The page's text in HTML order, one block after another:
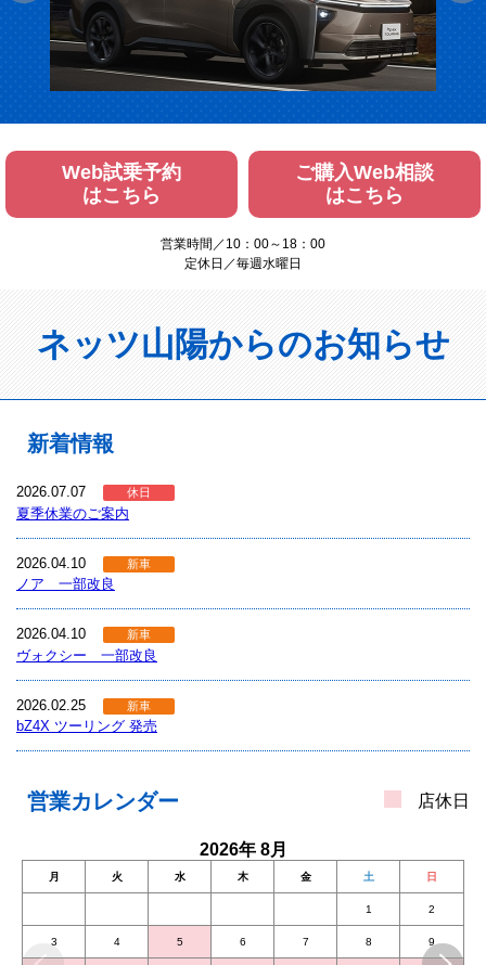
Web試乗予約
はこちら
ご購入Web相談
はこちら
営業時間／10：00～18：00
定休日／毎週水曜日
ネッツ山陽からのお知らせ
新着情報
2026.07.07 休日
夏季休業のご案内
2026.04.10 新車
ノア 一部改良
2026.04.10 新車
ヴォクシー 一部改良
2026.02.25 新車
bZ4X ツーリング 発売
新型 RAV4 発売
bZ4X 一部改良
営業時間変更のお知らせ
営業カレンダー
2026年 8月
月 火 水 木 金 土 日
1 2
3 4 5 6 7 8 9
店休日